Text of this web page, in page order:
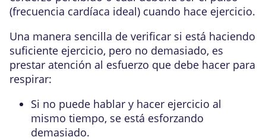
(frecuencia cardíaca ideal) cuando hace ejercicio.
Una manera sencilla de verificar si está haciendo
suficiente ejercicio, pero no demasiado, es
prestar atención al esfuerzo que debe hacer para
respirar:
Si no puede hablar y hacer ejercicio al
mismo tiempo, se está esforzando
demasiado.